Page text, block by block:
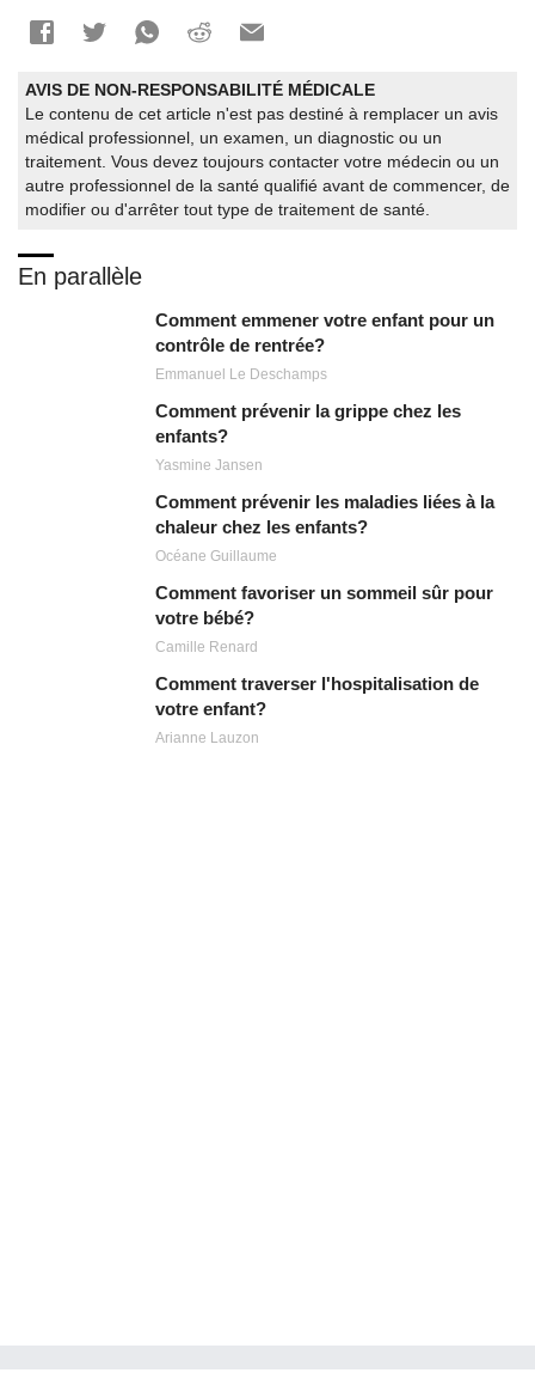
AVIS DE NON-RESPONSABILITÉ MÉDICALE
Le contenu de cet article n'est pas destiné à remplacer un avis
médical professionnel, un examen, un diagnostic ou un
traitement. Vous devez toujours contacter votre médecin ou un
autre professionnel de la santé qualifié avant de commencer, de
modifier ou d'arrêter tout type de traitement de santé.
En parallèle
Comment emmener votre enfant pour un
contrôle de rentrée?
Emmanuel Le Deschamps
Comment prévenir la grippe chez les
enfants?
Yasmine Jansen
Comment prévenir les maladies liées à la
chaleur chez les enfants?
Océane Guillaume
Comment favoriser un sommeil sûr pour
votre bébé?
Camille Renard
Comment traverser l'hospitalisation de
votre enfant?
Arianne Lauzon